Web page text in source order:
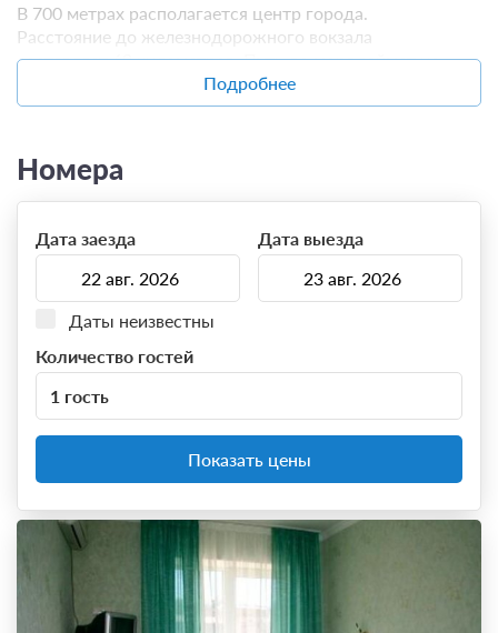
В 700 метрах располагается центр города.
Расстояние до железнодорожного вокзала
составляет 60 километров. Путь до моря займет не
более 15 минут ходьбы. Пляж находится в 800
метрах. В 0,7 км лежит долина Капсель, а также
Подробнее
Номера
Дата заезда Дата выезда
Даты неизвестны
Количество гостей
1 гость
Показать цены